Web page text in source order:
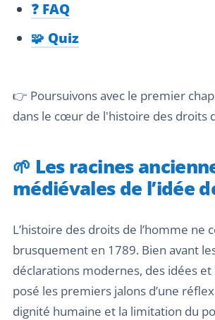
❓ FAQ
🧩 Quiz
👉 Poursuivons avec le premier
dans le cœur de l'histoire des droits
🌱 Les racines
médiévales de l’idée
L’histoire des droits de l’homme ne
brusquement en 1789. Bien avant
déclarations modernes, des idées
posé les premiers jalons d’une
dignité humaine et la limitation du